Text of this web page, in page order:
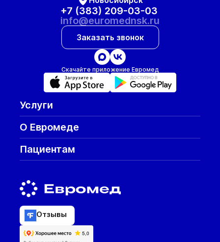
+7 (383) 209-03-03
info@euromednsk.ru
Заказать звонок
Скачайте приложение Евромед
Услуги
О Евромеде
Пациентам
Отзывы